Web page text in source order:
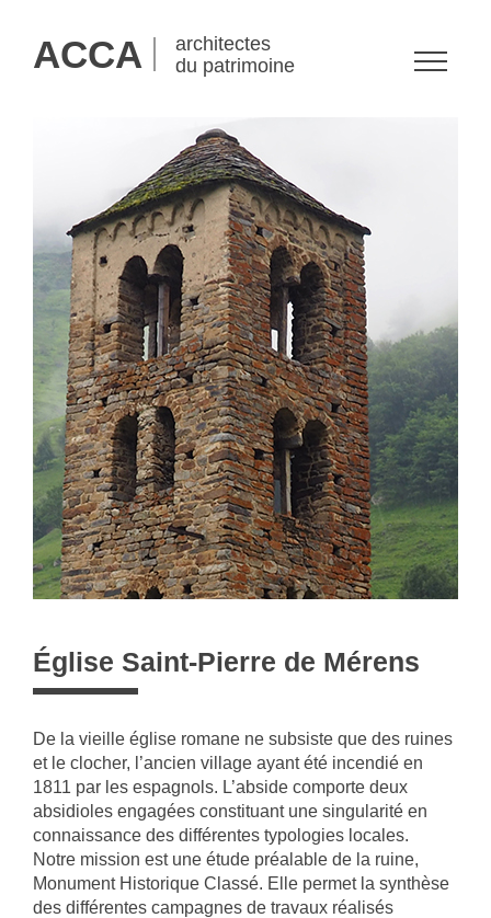
ACCA
architectes
du patrimoine
Église Saint-Pierre de Mérens
De la vieille église romane ne subsiste que des ruines
et le clocher, l’ancien village ayant été incendié en
1811 par les espagnols. L’abside comporte deux
absidioles engagées constituant une singularité en
connaissance des différentes typologies locales.
Notre mission est une étude préalable de la ruine,
Monument Historique Classé. Elle permet la synthèse
des différentes campagnes de travaux réalisés